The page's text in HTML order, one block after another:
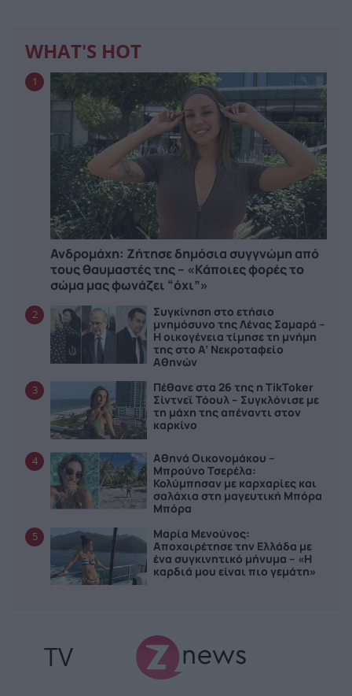
WHAT'S HOT
1
Ανδρομάχη: Ζήτησε δημόσια συγγνώμη από
τους θαυμαστές της – «Κάποιες φορές το
σώμα μας φωνάζει “όχι”»
2
Συγκίνηση στο ετήσιο
μνημόσυνο της Λένας Σαμαρά –
Η οικογένεια τίμησε τη μνήμη
της στο Α’ Νεκροταφείο
Αθηνών
3
Πέθανε στα 26 της η TikToker
Σίντνεϊ Τόουλ – Συγκλόνισε με
τη μάχη της απέναντι στον
καρκίνο
4
Αθηνά Οικονομάκου –
Μπρούνο Τσερέλα:
Κολύμπησαν με καρχαρίες και
σαλάχια στη μαγευτική Μπόρα
Μπόρα
5
Μαρία Μενούνος:
Αποχαιρέτησε την Ελλάδα με
ένα συγκινητικό μήνυμα – «Η
καρδιά μου είναι πιο γεμάτη»
TV